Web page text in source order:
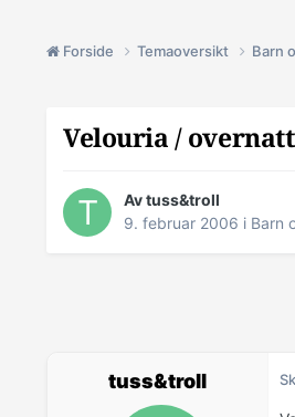
Forside Temaoversikt Barn
Velouria /
Av tuss&troll
9. februar 2006 i Barn
tuss&troll